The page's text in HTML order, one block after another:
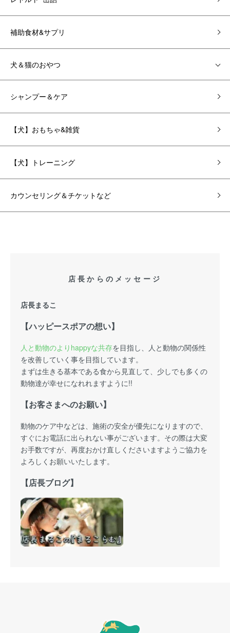
補助食材&サプリ
犬＆猫のおやつ
シャンプー＆ケア
【犬】おもちゃ&雑貨
【犬】トレーニング
カウンセリング＆チケットなど
店長からのメッセージ
店長まるこ
【ハッピースポアの想い】
人と動物のよりhappyな共存を目指し、人と動物の関係性
を改善していく事を目指しています。
まずは生きる基本である食から見直して、少しでも多くの
動物達が幸せになれれますように!!
【お客さまへのお願い】
動物のケア中などは、施術の安全が優先になりますので、
すぐにお電話に出られない事がございます。その際は大変
お手数ですが、再度おかけ直しくださいますようご協力を
よろしくお願いいたします。
【店長ブログ】